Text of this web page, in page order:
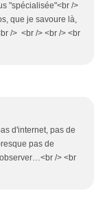
"spécialisée"<br />
que je savoure là,
/> <br /> <br /> <br
d'internet, pas de
pas de
/> <br